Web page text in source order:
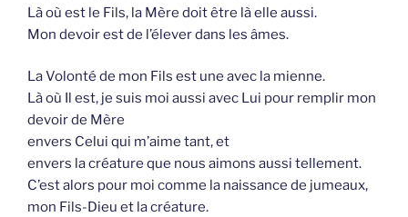
Là où est le Fils, la Mère doit être là elle aussi.
Mon devoir est de l’élever dans les âmes.
La Volonté de mon Fils est une avec la mienne.
Là où Il est, je suis moi aussi avec Lui pour remplir mon
devoir de Mère
envers Celui qui m’aime tant, et
envers la créature que nous aimons aussi tellement.
C’est alors pour moi comme la naissance de jumeaux,
mon Fils-Dieu et la créature.